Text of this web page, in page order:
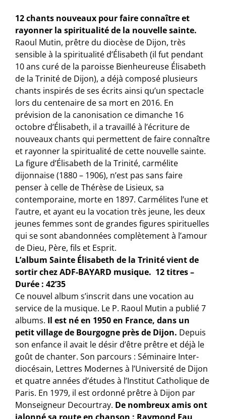
12 chants nouveaux pour faire connaître et
rayonner la spiritualité de la nouvelle sainte.
Raoul Mutin, prêtre du diocèse de Dijon, très
sensible à la spiritualité d’Élisabeth (il fut pendant
10 ans curé de la paroisse Bienheureuse Élisabeth
de la Trinité de Dijon), a déjà composé plusieurs
chants inspirés de ses écrits ainsi qu’un spectacle
lors du centenaire de sa mort en 2016. En
prévision de la canonisation ce dimanche 16
octobre d’Élisabeth, il a travaillé à l’écriture de
nouveaux chants qui permettent de faire connaître
et rayonner la spiritualité de cette nouvelle sainte.
La figure d’Élisabeth de la Trinité, carmélite
dijonnaise (1880 – 1906), n’est pas sans faire
penser à celle de Thérèse de Lisieux, sa
contemporaine, morte en 1897. Carmélites l’une et
l’autre, et ayant eu la vocation très jeune, les deux
jeunes femmes sont de grandes figures spirituelles
qui se sont abandonnées complètement à l’amour
de Dieu, Père, fils et Esprit.
L’album Sainte Élisabeth de la Trinité vient de
sortir chez ADF-BAYARD musique. 12 titres –
Durée : 42’35
Ce nouvel album s’inscrit dans une vocation au
service de la musique. Le P. Raoul Mutin a publié 7
albums. Il est né en 1950 en France, dans un
petit village de Bourgogne près de Dijon. Depuis
son enfance il avait le désir d’être prêtre et déjà le
goût de chanter. Son parcours : Séminaire Inter-
diocésain, Lettres Modernes à l’Université de Dijon
et quatre années d’études à l’Institut Catholique de
Paris. En 1979, il est ordonné prêtre à Dijon par
Monseigneur Decourtray. De nombreux amis ont